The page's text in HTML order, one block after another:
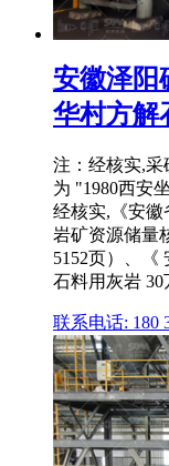
安徽泽阳
华村方解
注：经核实,采
为 "1980西安
经核实,《安徽
岩矿资源储量
5152页）、《
石料用灰岩 30
联系电话: 180